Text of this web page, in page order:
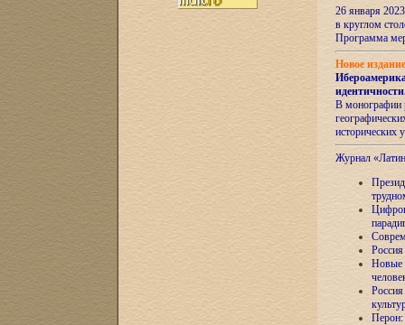
26 января
в круглом
Программа
Новое
идентичности
В монографии
исторических
Журнал
Новые
Перон: